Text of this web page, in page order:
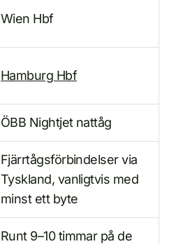
Wien Hbf
Hamburg Hbf
ÖBB Nightjet nattåg
Fjärrtågsförbindelser via
Tyskland, vanligtvis med
minst ett byte
Runt 9–10 timmar på de